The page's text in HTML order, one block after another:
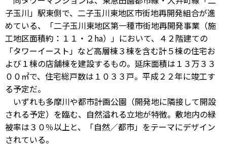
子玉川」駅東側で、二子玉川東地区市街地再開発組合が進
めている、「二子玉川東地区第一種市街地再開発事業（施
工地区面積約：１１・２ha）」において、４２階建ての
「タワーイースト」など高層棟３棟を含む計５棟の住宅お
よび１棟の店舗棟を建設するもの。延床面積は１３万３３
００㎡で、住宅総戸数は１０３３戸。平成２２年に竣工す
る予定だ。
いずれも多摩川や都市計画公園（開発地に隣接して開設
される予定）を臨む、自然溢れる立地が特徴。敷地内の緑
被率は３０％以上と、「自然／都市」をテーマにデザイン
されている。